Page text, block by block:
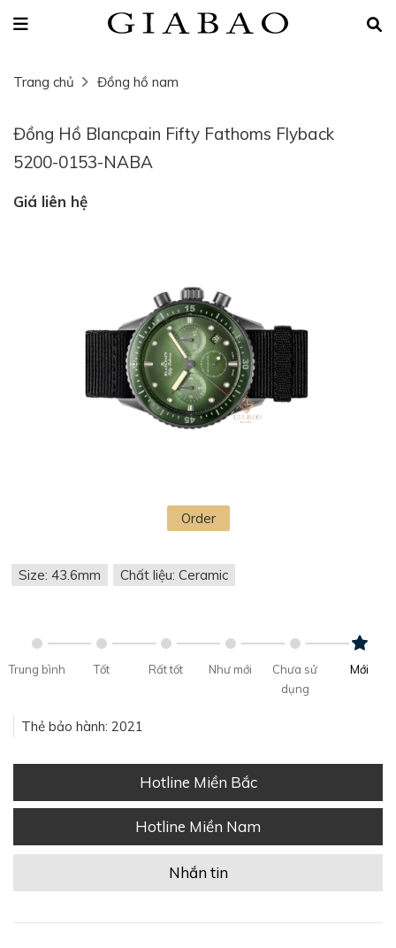
Trang chủ Đồng hồ nam
Đồng Hồ Blancpain Fifty Fathoms Flyback
5200-0153-NABA
Giá liên hệ
Order
Size: 43.6mm Chất liệu: Ceramic
Trung bình Tốt Rất tốt Như mới
Chưa sử
dụng
Mới
Thẻ bảo hành: 2021
Hotline Miền Bắc
Hotline Miền Nam
Nhắn tin